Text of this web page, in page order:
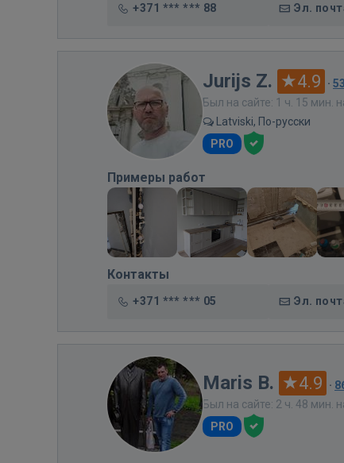
+371 *** *** 88 Эл.
Jurijs Z. 4.9 ·
Был на сайте: 1 ч. 15 мин.
Latviski, По-русски
PRO
Примеры работ
Контакты
+371 *** *** 05 Эл.
Maris B. 4.9 ·
Был на сайте: 2 ч. 48 мин.
PRO